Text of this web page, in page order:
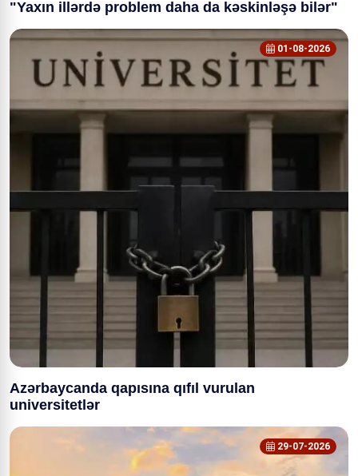
"Yaxın illərdə problem daha da kəskinləşə bilər"
01-08-2026
Azərbaycanda qapısına qıfıl vurulan
universitetlər
29-07-2026